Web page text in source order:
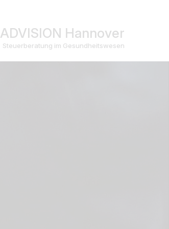
ADVISION Hannover
Steuerberatung im Gesundheitswesen